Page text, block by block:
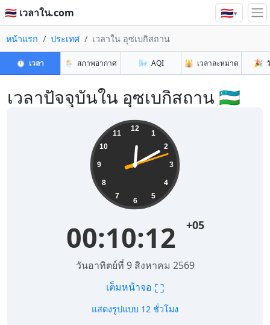
🇹🇭 เวลาใน.com 🇹🇭▾
หน้าแรก ประเทศ เวลาใน อุซเบกิสถาน
⏱️ เวลา 🌦️ สภาพอากาศ 🌬️ AQI 🕌 เวลาละหมาด 🎉
เวลาปัจจุบันใน อุซเบกิสถาน 🇺🇿
12
1
2
3
4
5
6
7
8
9
10
11
00:10:13 +05
วันอาทิตย์ที่ 9 สิงหาคม 2569
เต็มหน้าจอ ⛶
แสดงรูปแบบ 12 ชั่วโมง